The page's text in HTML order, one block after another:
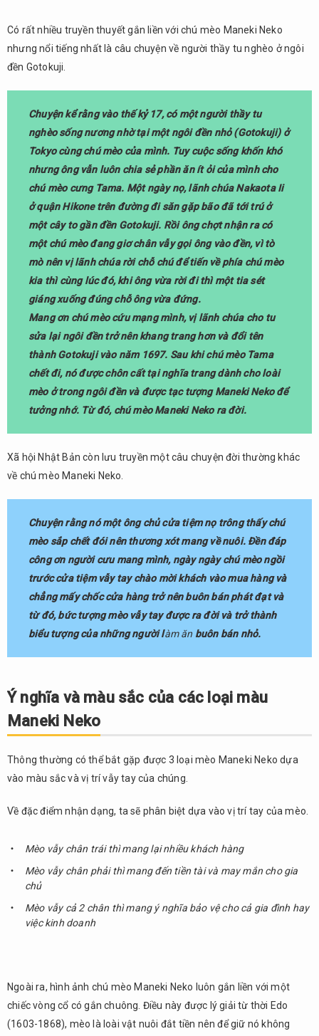
loại
màu
Maneki
Bảo
tàng
mèo
Maneki
Có rất nhiều truyền thuyết gắn liền với chú mèo Maneki Neko
nhưng nổi tiếng nhất là câu chuyện về người thầy tu nghèo ở ngôi
đền Gotokuji.
Chuyện kể rằng vào thế kỷ 17, có một người thầy tu
nghèo sống nương nhờ tại một ngôi đền nhỏ (Gotokuji) ở
Tokyo cùng chú mèo của mình. Tuy cuộc sống khốn khó
nhưng ông vẫn luôn chia sẻ phần ăn ít ỏi của mình cho
chú mèo cưng Tama. Một ngày nọ, lãnh chúa Nakaota Ii
ở quận Hikone trên đường đi săn gặp bão đã tới trú ở
một cây to gần đền Gotokuji. Rồi ông chợt nhận ra có
một chú mèo đang giơ chân vẫy gọi ông vào đền, vì tò
mò nên vị lãnh chúa rời chỗ chú để tiến về phía chú mèo
kia thì cùng lúc đó, khi ông vừa rời đi thì một tia sét
giáng xuống đúng chỗ ông vừa đứng.
Mang ơn chú mèo cứu mạng mình, vị lãnh chúa cho tu
sửa lại ngôi đền trở nên khang trang hơn và đổi tên
thành Gotokuji vào năm 1697. Sau khi chú mèo Tama
chết đi, nó được chôn cất tại nghĩa trang dành cho loài
mèo ở trong ngôi đền và được tạc tượng Maneki Neko để
tưởng nhớ. Từ đó, chú mèo Maneki Neko ra đời.
Xã hội Nhật Bản còn lưu truyền một câu chuyện đời thường khác
về chú mèo Maneki Neko.
Chuyện rằng nó một ông chủ cửa tiệm nọ trông thấy chú
mèo sắp chết đói nên thương xót mang về nuôi. Đền đáp
công ơn người cưu mang mình, ngày ngày chú mèo ngồi
trước cửa tiệm vẫy tay chào mời khách vào mua hàng và
chẳng mấy chốc cửa hàng trở nên buôn bán phát đạt và
từ đó, bức tượng mèo vẫy tay được ra đời và trở thành
biểu tượng của những ngườilàm ăn buôn bán nhỏ.
Ý nghĩa và màu sắc của các loại màu
Maneki Neko
Thông thường có thể bắt gặp được 3 loại mèo Maneki Neko dựa
vào màu sắc và vị trí vẫy tay của chúng.
Về đặc điểm nhận dạng, ta sẽ phân biệt dựa vào vị trí tay của mèo.
Mèo vẫy chân trái thì mang lại nhiều khách hàng
Mèo vẫy chân phải thì mang đến tiền tài và may mắn cho gia
chủ
Mèo vẫy cả 2 chân thì mang ý nghĩa bảo vệ cho cả gia đình hay
việc kinh doanh
Ngoài ra, hình ảnh chú mèo Maneki Neko luôn gắn liền với một
chiếc vòng cổ có gắn chuông. Điều này được lý giải từ thời Edo
(1603-1868), mèo là loài vật nuôi đắt tiền nên để giữ nó không